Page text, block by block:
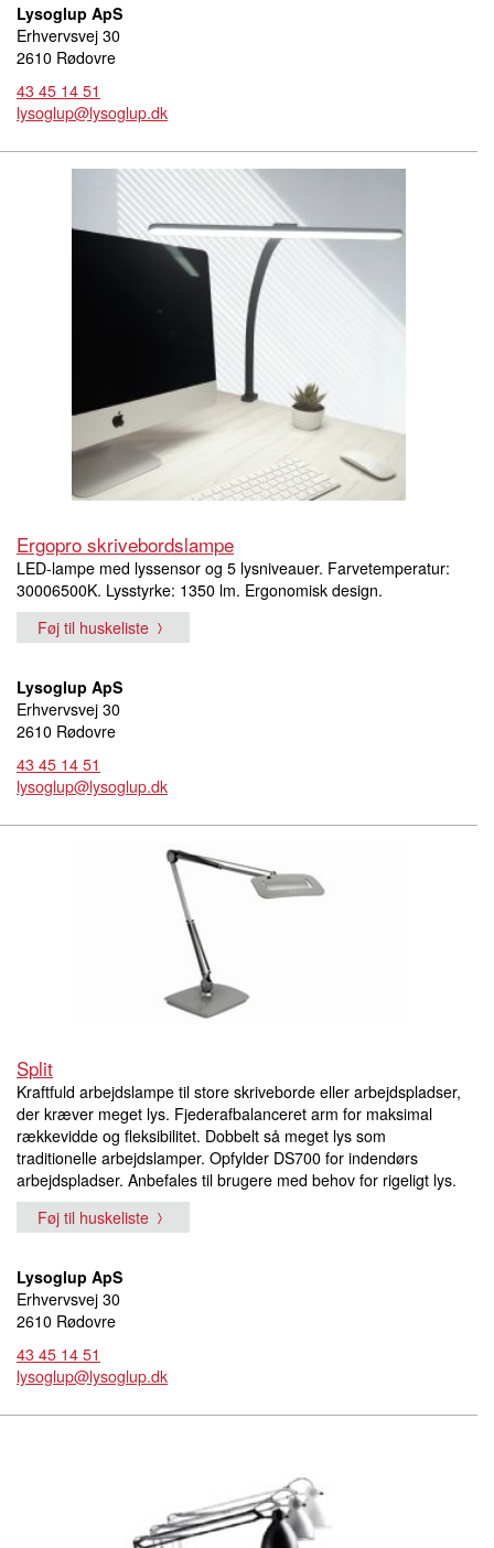
Lysoglup ApS
Erhvervsvej 30
2610 Rødovre
43 45 14 51
lysoglup@lysoglup.dk
Ergopro skrivebordslampe
LED-lampe med lyssensor og 5 lysniveauer. Farvetemperatur:
30006500K. Lysstyrke: 1350 lm. Ergonomisk design.
Føj til huskeliste
Lysoglup ApS
Erhvervsvej 30
2610 Rødovre
43 45 14 51
lysoglup@lysoglup.dk
Split
Kraftfuld arbejdslampe til store skriveborde eller arbejdspladser,
der kræver meget lys. Fjederafbalanceret arm for maksimal
rækkevidde og fleksibilitet. Dobbelt så meget lys som
traditionelle arbejdslamper. Opfylder DS700 for indendørs
arbejdspladser. Anbefales til brugere med behov for rigeligt lys.
Føj til huskeliste
Lysoglup ApS
Erhvervsvej 30
2610 Rødovre
43 45 14 51
lysoglup@lysoglup.dk